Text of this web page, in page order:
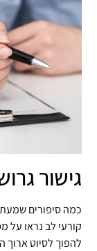
גישור
כמה סיפורים
קורעי לב נראו על
להפוך לסיוט ארוך